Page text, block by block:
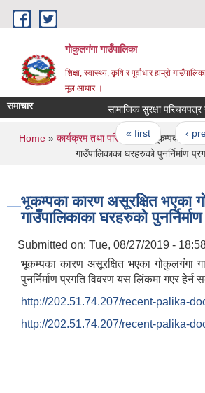
Skip to main content
गोकुलगंगा गाउँपालिका
शिक्षा, स्वास्थ्य, कृषि र पूर्वाधार हाम्रो
मूल आधार ।
समाचार सामाजिक सुरक्षा
Pages
« first ‹
You are here
Home » कार्यक्रम तथा परियोजना» भूकम्पका कारण
गाउँपालिकाका घरहरुको पुनर्निर्माण
भूकम्पका कारण असूरक्षित भएका
गाउँपालिकाका घरहरुको
Submitted on: Tue, 08/27/2019 -
भूकम्पका कारण असूरक्षित भएका गोकुलगंगा
पुनर्निर्माण प्रगति विवरण यस लिंकमा गएर हेर्न
http://202.51.74.207/recent-palika-
http://202.51.74.207/recent-palika-